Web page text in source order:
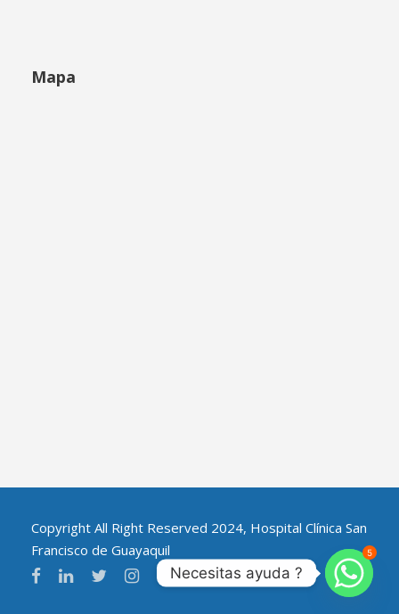
Mapa
Copyright All Right Reserved 2024, Hospital Clínica San
Francisco de Guayaquil
5
Necesitas ayuda ?